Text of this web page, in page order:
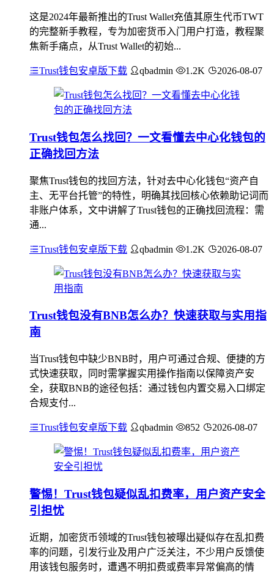
这是2024年最新推出的Trust Wallet充值其原生代币TWT
的完整新手教程，专为加密货币入门用户打造，教程聚
焦新手痛点，从Trust Wallet的初始...
Trust钱包安卓版下载 qbadmin 1.2K 2026-08-07
Trust钱包怎么找回？一文看懂去中心化钱包的
正确找回方法
聚焦Trust钱包的找回方法，针对去中心化钱包“资产自
主、无平台托管”的特性，明确其找回核心依赖助记词而
非账户体系，文中讲解了Trust钱包的正确找回流程：需
通...
Trust钱包安卓版下载 qbadmin 1.2K 2026-08-07
Trust钱包没有BNB怎么办？快速获取与实用指
南
当Trust钱包中缺少BNB时，用户可通过合规、便捷的方
式快速获取，同时需掌握实用操作指南以保障资产安
全，获取BNB的途径包括：通过钱包内置交易入口绑定
合规支付...
Trust钱包安卓版下载 qbadmin 852 2026-08-07
警惕！Trust钱包疑似乱扣费率，用户资产安全
引担忧
近期，加密货币领域的Trust钱包被曝出疑似存在乱扣费
率的问题，引发行业及用户广泛关注，不少用户反馈使
用该钱包服务时，遭遇不明扣费或费率异常偏高的情